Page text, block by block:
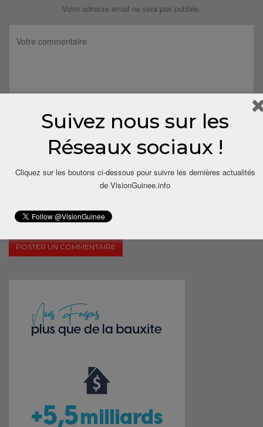
Votre adresse email ne sera pas publiée.
Save my name, email, and website in this browser for the next
time I comment.
Suivez nous sur les
Réseaux sociaux !
Cliquez sur les boutons ci-dessous pour suivre les dernières actualités
de VisionGuinee.info